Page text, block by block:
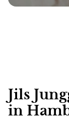
Jils
in